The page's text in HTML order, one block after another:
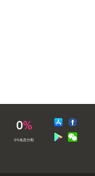
0%免息分期